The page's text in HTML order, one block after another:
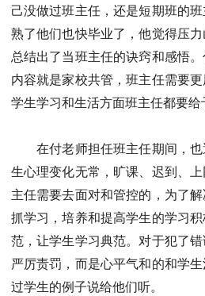
己没做过班主任，还是短期班的
熟了他们也快毕业了，他觉得压
总结出了当班主任的诀窍和感悟
内容就是家校共管，班主任需要
学生学习和生活方面班主任都要给
在付老师担任班主任期间，也
生心理变化无常，旷课、迟到、
主任需要去面对和管控的，为了
抓学习，培养和提高学生的学习
范，让学生学习典范。对于犯了
严厉责罚，而是心平气和的和学
过学生的例子说给他们听。